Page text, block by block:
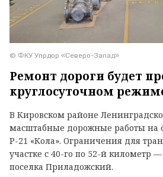
© ФКУ Упрдор «Северо-Запад»
Ремонт дороги будет
круглосуточном
В Кировском районе
масштабные дорожные работы на
Р-21 «Кола». Ограничения для
участке с 40-го по 52-й километр
поселка Приладожский.